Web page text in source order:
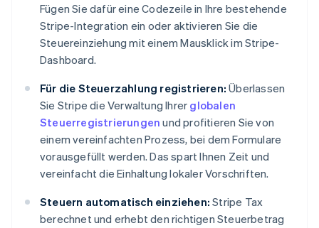
Fügen Sie dafür eine Codezeile in Ihre bestehende
Stripe-Integration ein oder aktivieren Sie die
Steuereinziehung mit einem Mausklick im Stripe-
Dashboard.
Für die Steuerzahlung registrieren: Überlassen
Sie Stripe die Verwaltung Ihrer globalen
Steuerregistrierungen und profitieren Sie von
einem vereinfachten Prozess, bei dem Formulare
vorausgefüllt werden. Das spart Ihnen Zeit und
vereinfacht die Einhaltung lokaler Vorschriften.
Steuern automatisch einziehen: Stripe Tax
berechnet und erhebt den richtigen Steuerbetrag